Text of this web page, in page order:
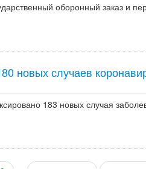
оборонный заказ и
новых случаев
183 новых случая